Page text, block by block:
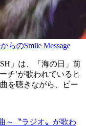
のSmile Message
」は、「海の日」前
チ’が歌われているヒ
を聴きながら、ビー
〝ラジオ〟が歌わ